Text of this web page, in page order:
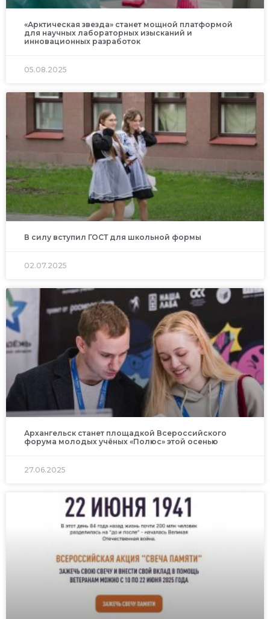
«Арктическая звезда» станет мощной платформой
для научных лабораторных изысканий и
инновационных разработок
05.08.2025
В силу вступил ГОСТ для школьной формы
02.07.2025
Архангельск станет площадкой Всероссийского
форума молодых учёных «Полюс» этой осенью
27.06.2025